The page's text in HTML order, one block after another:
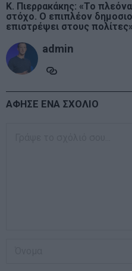
Κ. Πιερρακάκης: «Το
στόχο. Ο επιπλέον
επιστρέψει στους πολίτες»
admin
ΑΦΗΣΕ ΕΝΑ ΣΧΟΛΙΟ